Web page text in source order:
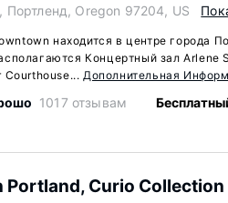
Портленд, Oregon 97204, US
находится в центре города
Концертный зал Arlene
Дополнительная
1017 отзывам
Portland, Curio